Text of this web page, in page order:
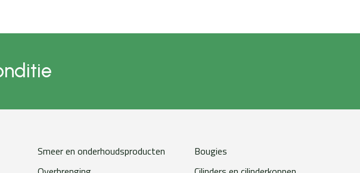
Smeer en onderhoudsproducten
Bougies